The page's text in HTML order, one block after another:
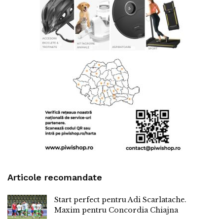
Articole recomandate
Start perfect pentru Adi Scarlatache.
Maxim pentru Concordia Chiajna